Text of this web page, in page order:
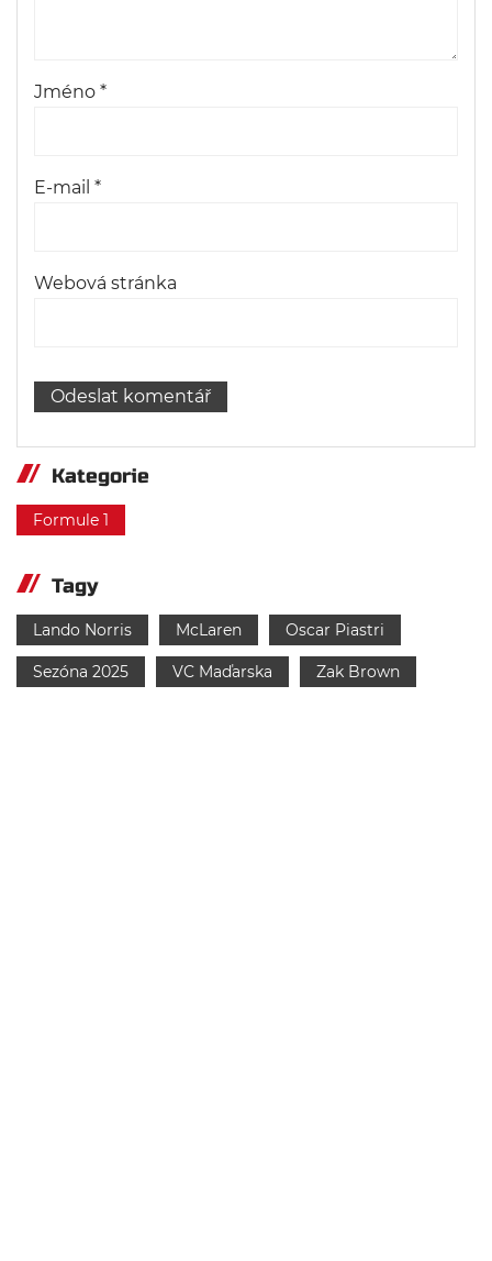
Jméno *
E-mail *
Webová stránka
Kategorie
Formule 1
Tagy
Lando Norris McLaren Oscar Piastri
Sezóna 2025 VC Maďarska Zak Brown